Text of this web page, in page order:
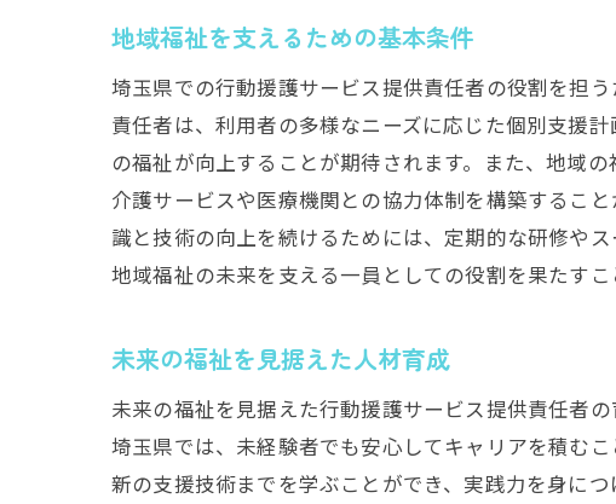
行動
地域
地域福祉を支えるための基本条件
埼玉県での行動援護サービス提供責任者の役割を担
責任者は、利用者の多様なニーズに応じた個別支援
の福祉が向上することが期待されます。また、地域
介護サービスや医療機関との協力体制を構築するこ
識と技術の向上を続けるためには、定期的な研修や
地域福祉の未来を支える一員としての役割を果たすこ
未来の福祉を見据えた人材育成
未来の福祉を見据えた行動援護サービス提供責任者
埼玉県では、未経験者でも安心してキャリアを積む
新の支援技術までを学ぶことができ、実践力を身に